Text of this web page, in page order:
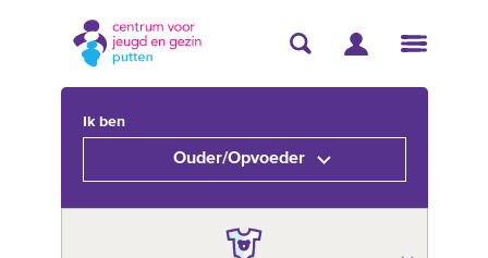
Ik ben
Ouder/Opvoeder